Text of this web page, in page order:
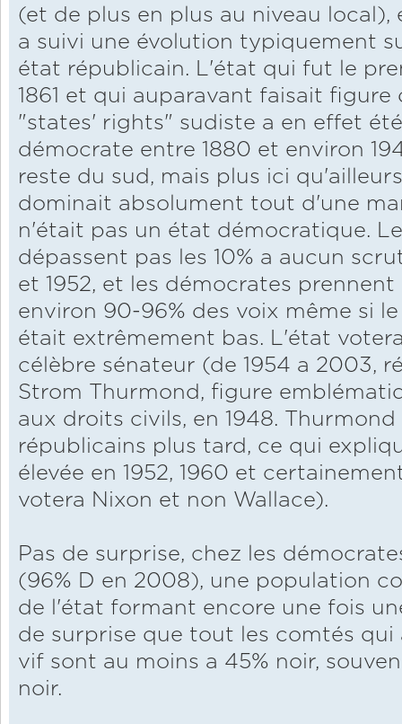
(et de plus en plus au niveau local),
a suivi une évolution typiquement
état républicain. L'état qui fut le
1861 et qui auparavant faisait
"states' rights" sudiste a en effet
démocrate entre 1880 et environ
reste du sud, mais plus ici
dominait absolument tout d'une
n'était pas un état démocratique.
dépassent pas les 10% a aucun
et 1952, et les démocrates
environ 90-96% des voix même si
était extrêmement bas. L'état
célèbre sénateur (de 1954 a 2003,
Strom Thurmond, figure
aux droits civils, en 1948.
républicains plus tard, ce qui
élevée en 1952, 1960 et
votera Nixon et non Wallace).
Pas de surprise, chez les
(96% D en 2008), une population
de l'état formant encore une fois
de surprise que tout les comtés qui
vif sont au moins a 45% noir,
noir.